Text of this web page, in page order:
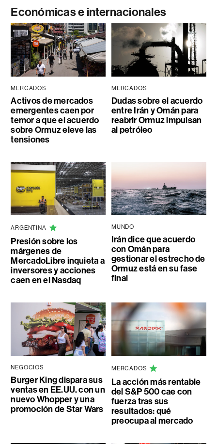
Económicas e internacionales
MERCADOS
Activos de mercados
emergentes caen por
temor a que el acuerdo
sobre Ormuz eleve las
tensiones
MERCADOS
Dudas sobre el acuerdo
entre Irán y Omán para
reabrir Ormuz impulsan
al petróleo
ARGENTINA
Presión sobre los
márgenes de
MercadoLibre inquieta a
inversores y acciones
caen en el Nasdaq
MUNDO
Irán dice que acuerdo
con Omán para
gestionar el estrecho de
Ormuz está en su fase
final
NEGOCIOS
Burger King dispara sus
ventas en EE.UU. con un
nuevo Whopper y una
promoción de Star Wars
MERCADOS
La acción más rentable
del S&P 500 cae con
fuerza tras sus
resultados: qué
preocupa al mercado